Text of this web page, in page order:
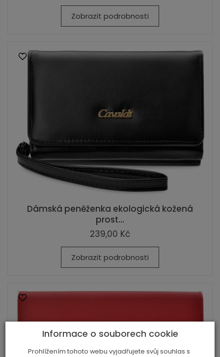
Zobrazit podrobnosti
Dámská peněženka ekologická kožená
prost...
239,00 Kč
Zobrazit podrobnosti
Informace o souborech cookie
Prohlížením tohoto webu vyjadřujete svůj souhlas s